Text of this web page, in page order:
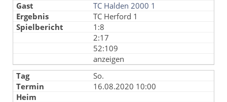
TC Halden 2000 1
TC Herford 1
1:8
2:17
52:109
anzeigen
So.
16.08.2020 10:00